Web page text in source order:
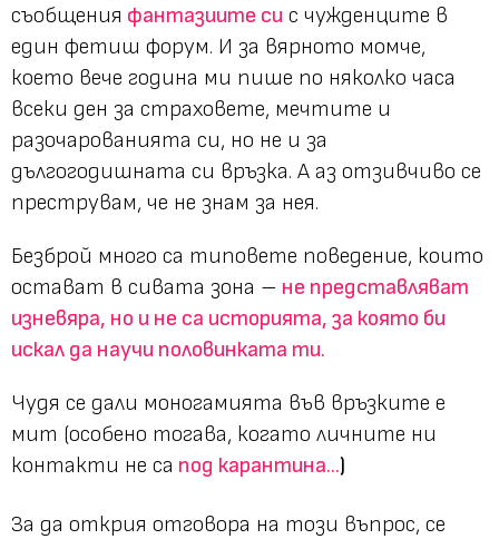
съобщения фантазиите си с чужденците в
един фетиш форум. И за вярното момче,
което вече година ми пише по няколко часа
всеки ден за страховете, мечтите и
разочарованията си, но не и за
дългогодишната си връзка. А аз отзивчиво се
преструвам, че не знам за нея.
Безброй много са типовете поведение, които
остават в сивата зона – не представляват
изневяра, но и не са историята, за която би
искал да научи половинката ти.
Чудя се дали моногамията във връзките е
мит (особено тогава, когато личните ни
контакти не са под карантина...)
За да открия отговора на този въпрос, се